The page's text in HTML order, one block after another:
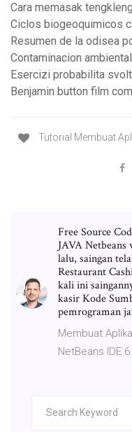
Cara memasak
Ciclos biogeoquimicos
Resumen de la odisea
Contaminacion
Esercizi probabilita
Benjamin button film
Tutorial Membuat
Free Source
JAVA
lalu, saingan
Restaurant
kali ini
kasir Kode
pemrograman
Membuat
NetBeans IDE